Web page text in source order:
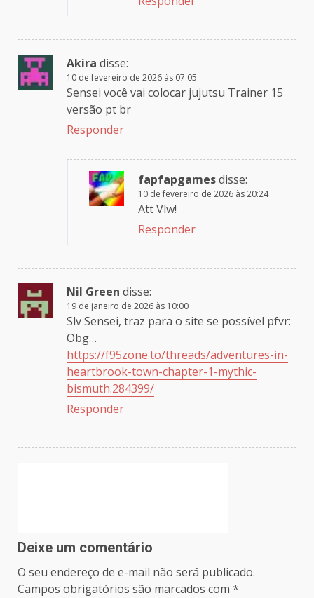
Akira disse:
10 de fevereiro de 2026 às 07:05
Sensei você vai colocar jujutsu Trainer 15
versão pt br
Responder
fapfapgamesdisse:
10 de fevereiro de 2026 às 20:24
Att Vlw!
Responder
Nil Green disse:
19 de janeiro de 2026 às 10:00
Slv Sensei, traz para o site se possível pfvr:
Obg…
https://f95zone.to/threads/adventures-in-
heartbrook-town-chapter-1-mythic-
bismuth.284399/
Responder
Deixe um comentário
O seu endereço de e-mail não será publicado.
Campos obrigatórios são marcados com *